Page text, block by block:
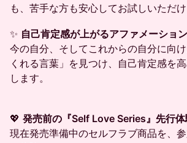
も、苦手な方も安心してお試しいただけ
✨ 自己肯定感が上がるアファメーショ
今の自分、そしてこれからの自分に向
くれる言葉」を見つけ、自己肯定感を
します。
💖 発売前の『Self Love Series』先行
現在発売準備中のセルフラブ商品を、